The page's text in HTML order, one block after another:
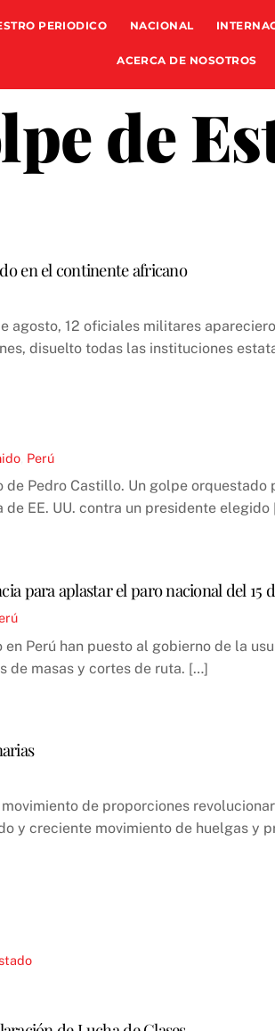
PERIODICO NACIONAL
ACERCA DE NOSOTROS
de
en el continente africano
agosto, 12 oficiales militares
disuelto todas las instituciones
Perú
Pedro Castillo. Un golpe orquestado
EE. UU. contra un presidente elegido
para aplastar el paro nacional del 15
Perú han puesto al gobierno de la
de masas y cortes de ruta. […]
de proporciones
y creciente movimiento de huelgas y